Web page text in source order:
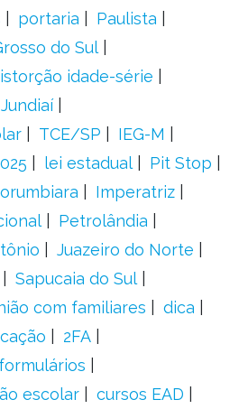
portaria
Paulista
do Sul
idade-série
Jundiaí
TCE/SP
IEG-M
lei estadual
Pit Stop
Imperatriz
Petrolândia
Juazeiro do Norte
Sapucaia do Sul
com familiares
dica
2FA
formulários
escolar
cursos EAD